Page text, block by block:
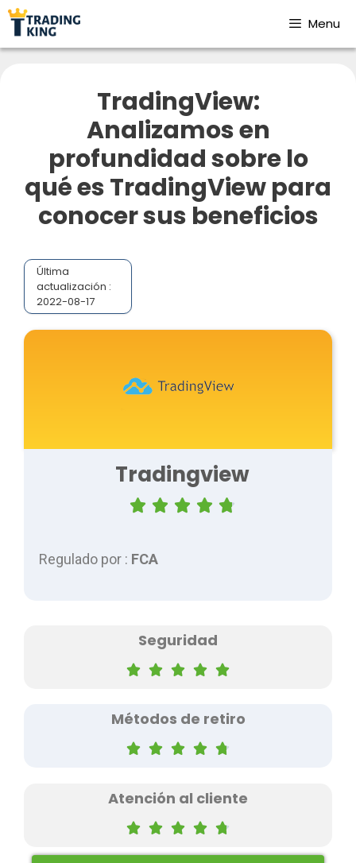
Menu
TradingView:
Analizamos en
profundidad sobre lo
qué es TradingView para
conocer sus beneficios
Última
actualización :
2022-08-17
Tradingview
    
Regulado por : FCA
Seguridad
    
Métodos de retiro
    
Atención al cliente
    